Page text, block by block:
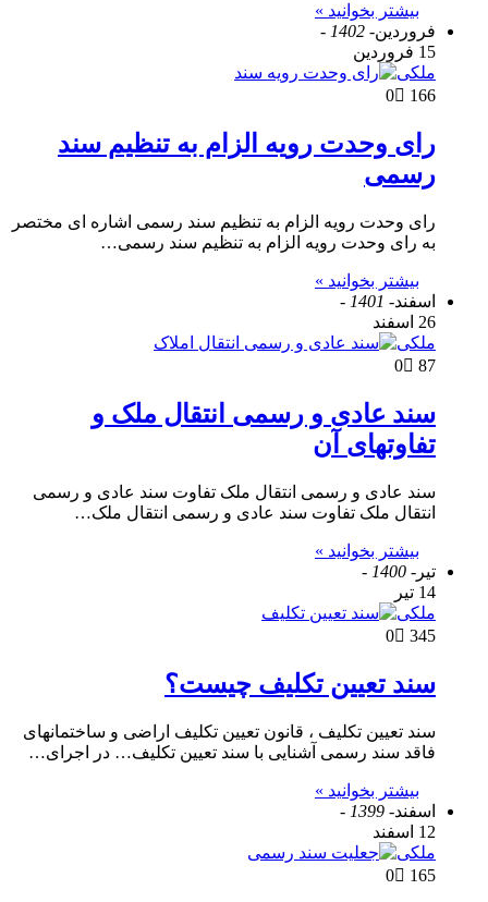
بیشتر بخوانید »
فروردین- 1402 -
15 فروردین
ملکی
0
166
رای وحدت رویه الزام به تنظیم سند
رسمی
رای وحدت رویه الزام به تنظیم سند رسمی اشاره ای مختصر
به رای وحدت رویه الزام به تنظیم سند رسمی…
بیشتر بخوانید »
اسفند- 1401 -
26 اسفند
ملکی
0
87
سند عادی و رسمی انتقال ملک و
تفاوتهای آن
سند عادی و رسمی انتقال ملک تفاوت سند عادی و رسمی
انتقال ملک تفاوت سند عادی و رسمی انتقال ملک…
بیشتر بخوانید »
تیر - 1400 -
14 تیر
ملکی
0
345
سند تعیین تکلیف چیست؟
سند تعیین تکلیف ، قانون تعیین تکلیف اراضی و ساختمانهای
فاقد سند رسمی آشنایی با سند تعیین تکلیف… در اجرای…
بیشتر بخوانید »
اسفند- 1399 -
12 اسفند
ملکی
0
165